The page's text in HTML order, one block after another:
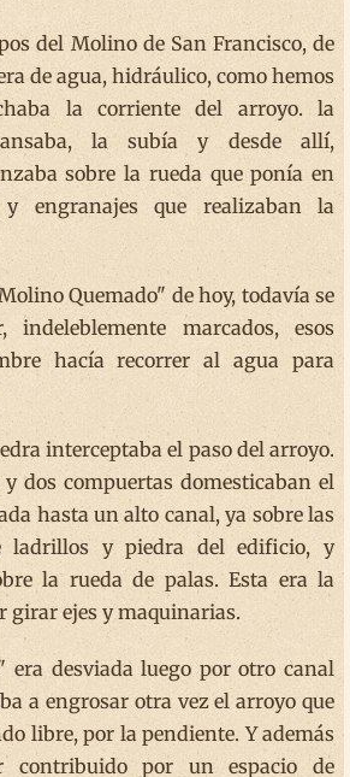
del Molino de San Francisco, de
de agua, hidráulico, como hemos
la corriente del arroyo. la
la subía y desde allí,
sobre la rueda que ponía en
engranajes que realizaban la
Quemado" de hoy, todavía se
indeleblemente marcados, esos
hacía recorrer al agua para
interceptaba el paso del arroyo.
dos compuertas domesticaban el
hasta un alto canal, ya sobre las
ladrillos y piedra del edificio, y
la rueda de palas. Esta era la
girar ejes y maquinarias.
era desviada luego por otro canal
a engrosar otra vez el arroyo que
libre, por la pendiente. Y además
contribuido por un espacio de